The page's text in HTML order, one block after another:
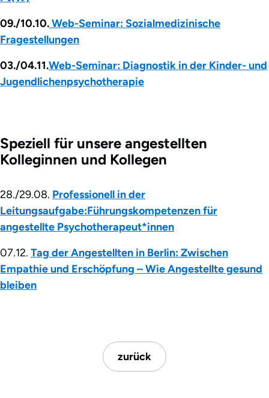
09./10.10.Web-Seminar: Sozialmedizinische
Fragestellungen
03./04.11.Web-Seminar: Diagnostik in der Kinder- und
Jugendlichenpsychotherapie
Speziell für unsere angestellten
Kolleginnen und Kollegen
28./29.08. Professionell in der
Leitungsaufgabe:Führungskompetenzen für
angestellte Psychotherapeut*innen
07.12. Tag der Angestellten in Berlin: Zwischen
Empathie und Erschöpfung – Wie Angestellte gesund
bleiben
zurück